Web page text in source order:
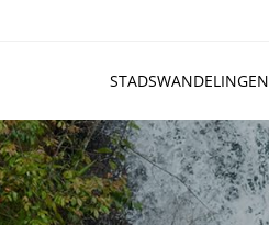
STADSWANDELINGEN